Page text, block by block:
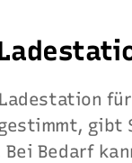
gibt
Bei Bedarf